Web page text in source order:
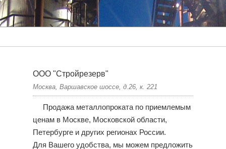
ООО "Стройрезерв"
Москва, Варшавское шоссе, д.26, к. 221
Продажа металлопроката по приемлемым
ценам в Москве, Московской области,
Петербурге и других регионах России.
Для Вашего удобства, мы можем предложить